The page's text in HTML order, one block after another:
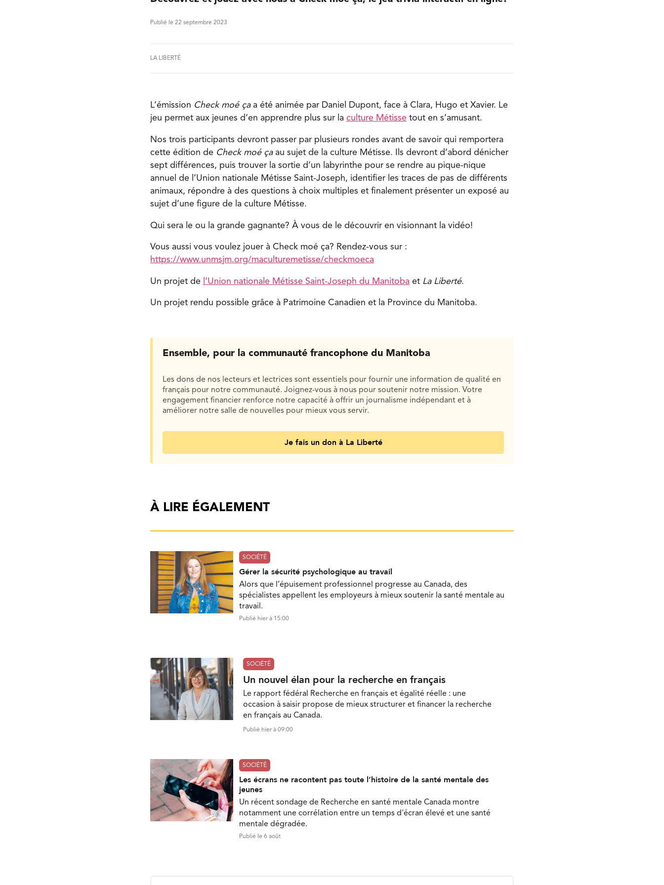
Publié le 22 septembre 2023
LA LIBERTÉ
L’émission Check moé çaa été animée par Daniel Dupont, face à Clara, Hugo et Xavier. Le
jeu permet aux jeunes d’en apprendre plus sur la culture Métisse tout en s’amusant.
Nos trois participants devront passer par plusieurs rondes avant de savoir qui remportera
cette édition de Check moé çaau sujet de la culture Métisse. Ils devront d’abord dénicher
sept différences, puis trouver la sortie d’un labyrinthe pour se rendre au pique-nique
annuel de l’Union nationale Métisse Saint-Joseph, identifier les traces de pas de différents
animaux, répondre à des questions à choix multiples et finalement présenter un exposé au
sujet d’une figure de la culture Métisse.
Qui sera le ou la grande gagnante? À vous de le découvrir en visionnant la vidéo!
Vous aussi vous voulez jouer à Check moé ça? Rendez-vous sur :
https://www.unmsjm.org/maculturemetisse/checkmoeca
Un projet de l’Union nationale Métisse Saint-Joseph du Manitoba et La Liberté.
Un projet rendu possible grâce à Patrimoine Canadien et la Province du Manitoba.
Ensemble, pour la communauté francophone du Manitoba
Les dons de nos lecteurs et lectrices sont essentiels pour fournir une information de qualité en
français pour notre communauté. Joignez-vous à nous pour soutenir notre mission. Votre
engagement financier renforce notre capacité à offrir un journalisme indépendant et à
améliorer notre salle de nouvelles pour mieux vous servir.
Je fais un don à La Liberté
À LIRE ÉGALEMENT
SOCIÉTÉ
Gérer la sécurité psychologique au travail
Alors que l’épuisement professionnel progresse au Canada, des
spécialistes appellent les employeurs à mieux soutenir la santé mentale au
travail.
Publié hier à 15:00
SOCIÉTÉ
Un nouvel élan pour la recherche en français
Le rapport fédéral Recherche en français et égalité réelle : une
occasion à saisir propose de mieux structurer et financer la recherche
en français au Canada.
Publié hier à 09:00
SOCIÉTÉ
Les écrans ne racontent pas toute l’histoire de la santé mentale des
jeunes
Un récent sondage de Recherche en santé mentale Canada montre
notamment une corrélation entre un temps d'écran élevé et une santé
mentale dégradée.
Publié le 6 août